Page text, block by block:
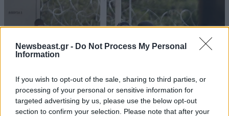
Newsbeast.gr - Do Not Process My Personal
Information
If you wish to opt-out of the sale, sharing to third parties, or
processing of your personal or sensitive information for
targeted advertising by us, please use the below opt-out
section to confirm your selection. Please note that after your
παραδεχτούμε ότι ήταν καλύτεροι. Ας λάβουν οι δικοί
μας το μάθημα, να διορθωθουν(αν μπορούν). Δεν
Απαντήστε
Green Lord 13·09·2025 09:53